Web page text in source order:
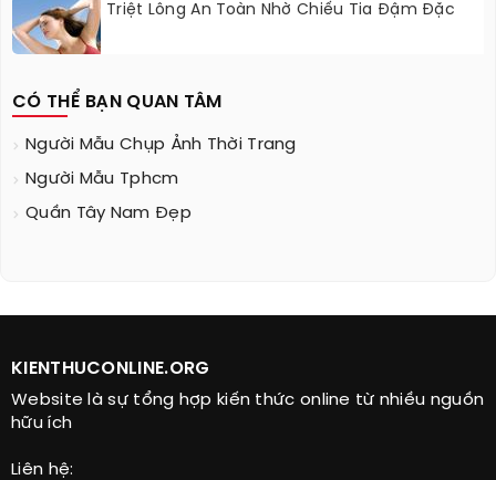
Triệt Lông An Toàn Nhờ Chiếu Tia Đậm Đặc
CÓ THỂ BẠN QUAN TÂM
Người Mẫu Chụp Ảnh Thời Trang
Người Mẫu Tphcm
Quần Tây Nam Đẹp
KIENTHUCONLINE.ORG
Website là sự tổng hợp kiến thức online từ nhiều nguồn
hữu ích
Liên hệ: